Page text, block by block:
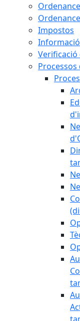
Impostos
Processos